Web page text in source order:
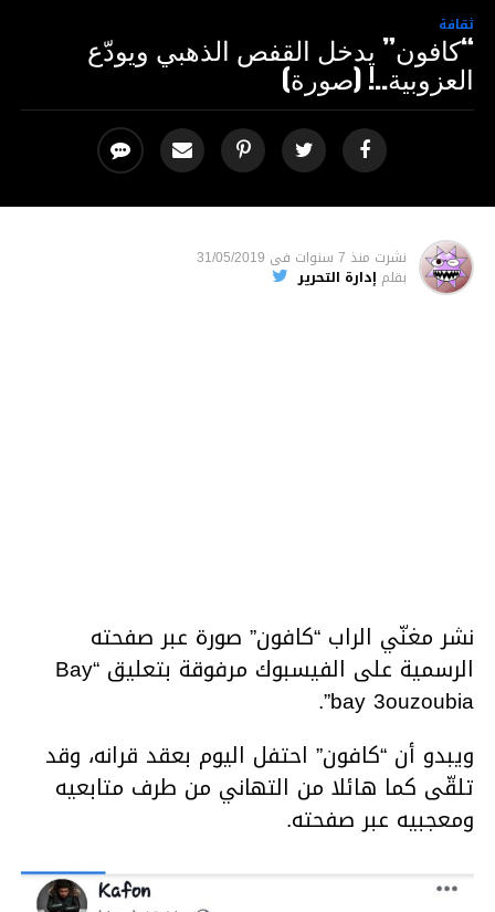
ثقافة
“كافون” يدخل القفص الذهبي ويودّع
العزوبية..! (صورة)
نشرت منذ 7 سنوات فى 31/05/2019
بقلم إدارة التحرير
نشر مغنّي الراب “كافون” صورة عبر صفحته
الرسمية على الفيسبوك مرفوقة بتعليق “Bay
bay 3ouzoubia”.
ويبدو أن “كافون” احتفل اليوم بعقد قرانه، وقد
تلقّى كما هائلا من التهاني من طرف متابعيه
ومعجبيه عبر صفحته.